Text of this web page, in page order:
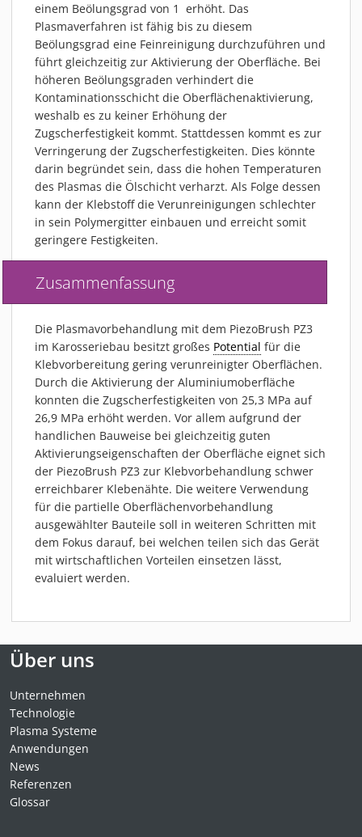
einem Beölungsgrad von 1 erhöht. Das
Plasmaverfahren ist fähig bis zu diesem
Beölungsgrad eine Feinreinigung durchzuführen und
führt gleichzeitig zur Aktivierung der Oberfläche. Bei
höheren Beölungsgraden verhindert die
Kontaminationsschicht die Oberflächenaktivierung,
weshalb es zu keiner Erhöhung der
Zugscherfestigkeit kommt. Stattdessen kommt es zur
Verringerung der Zugscherfestigkeiten. Dies könnte
darin begründet sein, dass die hohen Temperaturen
des Plasmas die Ölschicht verharzt. Als Folge dessen
kann der Klebstoff die Verunreinigungen schlechter
in sein Polymergitter einbauen und erreicht somit
geringere Festigkeiten.
Zusammenfassung
Die Plasmavorbehandlung mit dem PiezoBrush PZ3
im Karosseriebau besitzt großes Potential für die
Klebvorbereitung gering verunreinigter Oberflächen.
Durch die Aktivierung der Aluminiumoberfläche
konnten die Zugscherfestigkeiten von 25,3 MPa auf
26,9 MPa erhöht werden. Vor allem aufgrund der
handlichen Bauweise bei gleichzeitig guten
Aktivierungseigenschaften der Oberfläche eignet sich
der PiezoBrush PZ3 zur Klebvorbehandlung schwer
erreichbarer Klebenähte. Die weitere Verwendung
für die partielle Oberflächenvorbehandlung
ausgewählter Bauteile soll in weiteren Schritten mit
dem Fokus darauf, bei welchen teilen sich das Gerät
mit wirtschaftlichen Vorteilen einsetzen lässt,
evaluiert werden.
Über uns
Unternehmen
Technologie
Plasma Systeme
Anwendungen
News
Referenzen
Glossar